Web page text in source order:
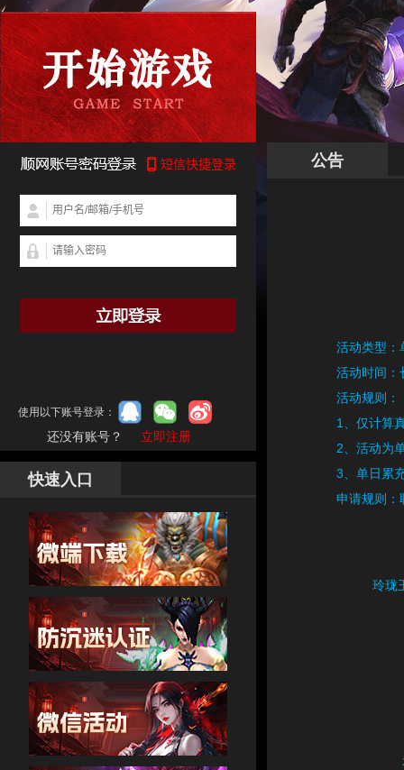
使用以下账号登录：
还没有账号？ 立即注册
快速入口
公告
活动类型：
活动时间：
活动规则：
1、仅计算
2、活动为
3、单日累
申请规则：
玲珑